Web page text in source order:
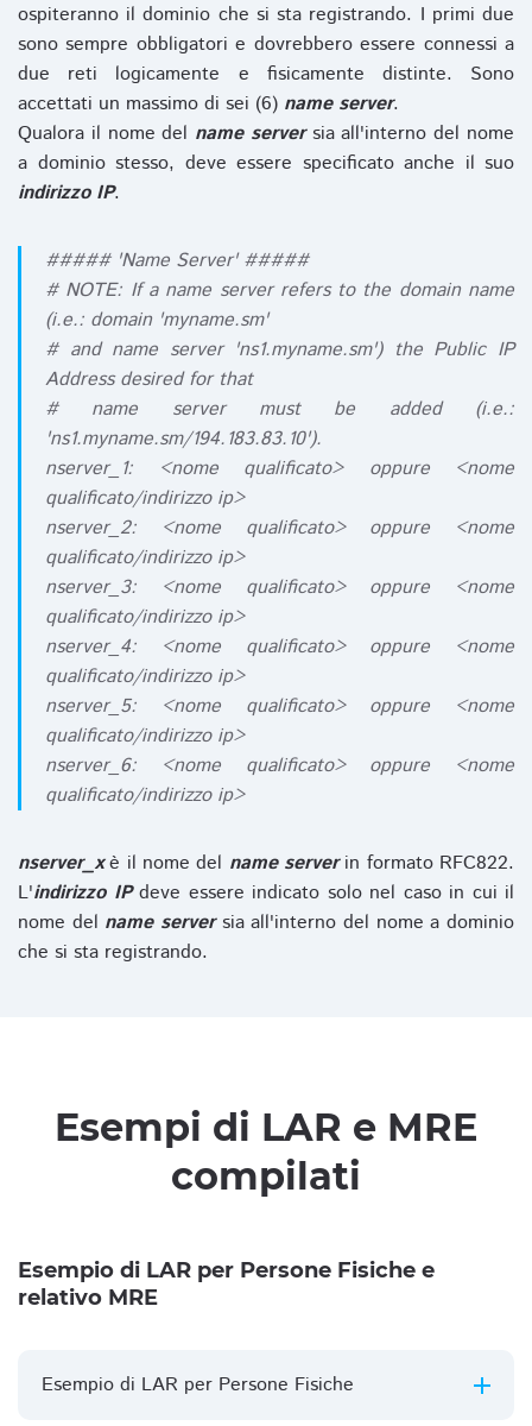
ospiteranno il dominio che si sta registrando. I primi due
sono sempre obbligatori e dovrebbero essere connessi a
due reti logicamente e fisicamente distinte. Sono
accettati un massimo di sei (6) name server.
Qualora il nome del name serversia all'interno del nome
a dominio stesso, deve essere specificato anche il suo
indirizzo IP.
##### 'Name Server' #####
# NOTE: If a name server refers to the domain name
(i.e.: domain 'myname.sm'
# and name server 'ns1.myname.sm') the Public IP
Address desired for that
# name server must be added (i.e.:
'ns1.myname.sm/194.183.83.10').
nserver_1: <nome qualificato> oppure <nome
qualificato/indirizzo ip>
nserver_2: <nome qualificato> oppure <nome
qualificato/indirizzo ip>
nserver_3: <nome qualificato> oppure <nome
qualificato/indirizzo ip>
nserver_4: <nome qualificato> oppure <nome
qualificato/indirizzo ip>
nserver_5: <nome qualificato> oppure <nome
qualificato/indirizzo ip>
nserver_6: <nome qualificato> oppure <nome
qualificato/indirizzo ip>
nserver_xè il nome del name serverin formato RFC822.
L'indirizzo IPdeve essere indicato solo nel caso in cui il
nome del name serversia all'interno del nome a dominio
che si sta registrando.
Esempi di LAR e MRE
compilati
Esempio di LAR per Persone Fisiche e
relativo MRE
Esempio di LAR per Persone Fisiche